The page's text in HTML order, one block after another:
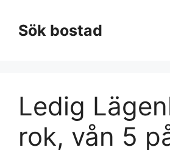
innehållSök bostad
Ledig
rok, vån 5